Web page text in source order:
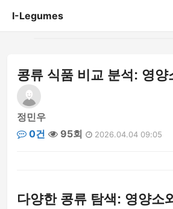
I-Legumes
게시판
콩류 식품 비교 분석: 영양
정민우
0건
95회 2026.04.04 09:05
다양한 콩류 탐색: 영양소